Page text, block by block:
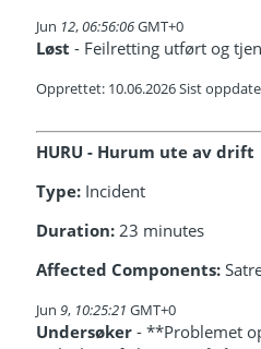
Jun 12,06:56:06GMT+0
Løst - Feilretting utført og
Opprettet: 10.06.2026 Sist
HURU - Hurum ute av drift
Type: Incident
Duration: 23 minutes
Affected Components:
Jun 9, 10:25:21 GMT+0
Undersøker - **Problemet